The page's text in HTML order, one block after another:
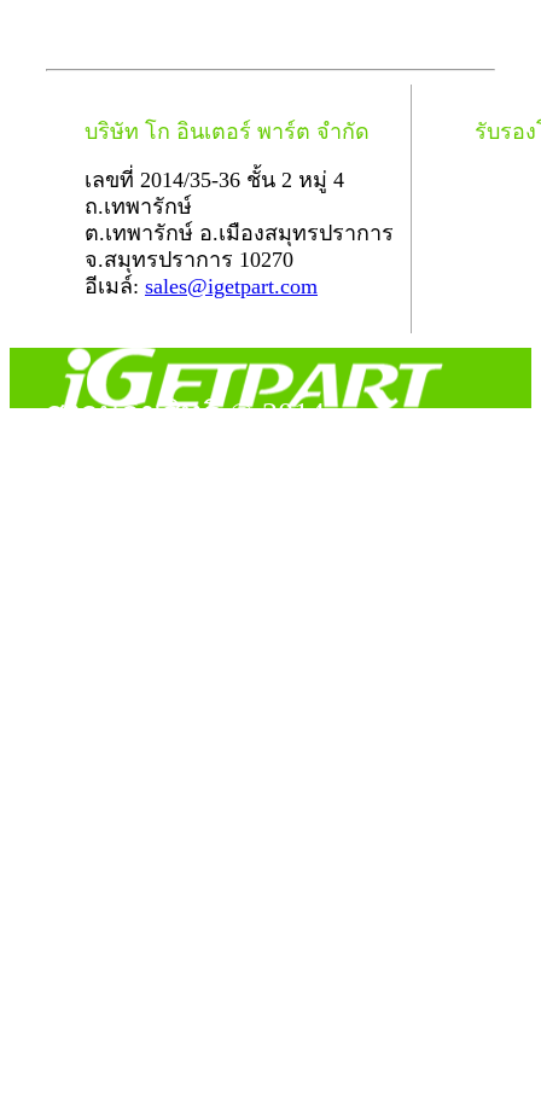
บริษัท โก อินเตอร์ พาร์ต จำกัด
เลขที่ 2014/35-36 ชั้น 2 หมู่ 4
ถ.เทพารักษ์
ต.เทพารักษ์ อ.เมืองสมุทรปราการ
จ.สมุทรปราการ 10270
อีเมล์: sales@igetpart.com
รับรอ
สงวนลิขสิทธิ์ © 2014